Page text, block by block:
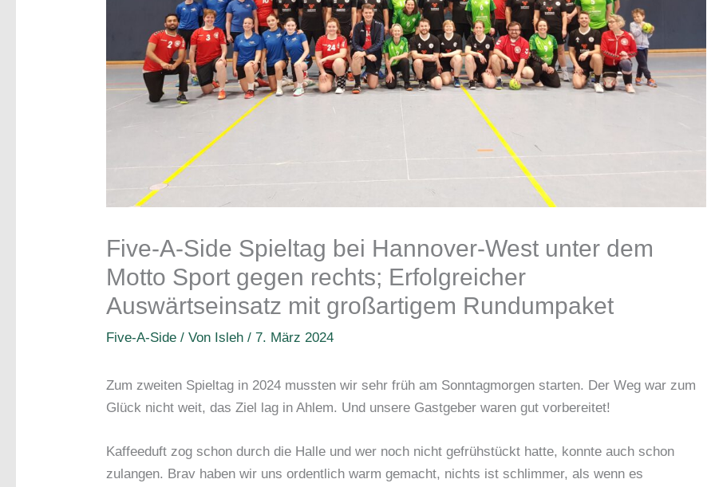
Five-A-Side Spieltag bei Hannover-West unter dem
Motto Sport gegen rechts; Erfolgreicher
Auswärtseinsatz mit großartigem Rundumpaket
Five-A-Side / Von Isleh/7. März 2024
Zum zweiten Spieltag in 2024 mussten wir sehr früh am Sonntagmorgen starten. Der Weg war zum
Glück nicht weit, das Ziel lag in Ahlem. Und unsere Gastgeber waren gut vorbereitet!
Kaffeeduft zog schon durch die Halle und wer noch nicht gefrühstückt hatte, konnte auch schon
zulangen. Brav haben wir uns ordentlich warm gemacht, nichts ist schlimmer, als wenn es